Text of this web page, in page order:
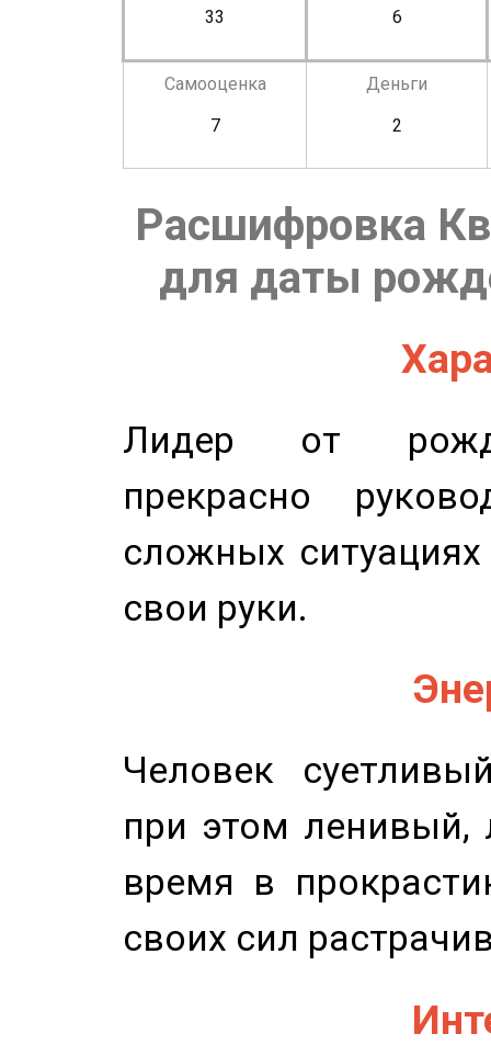
33
6
Самооценка
7
Деньги
2
Расшифровка
для даты
Лидер от
прекрасно
сложных
свои руки.
Человек
при этом
время в
своих сил